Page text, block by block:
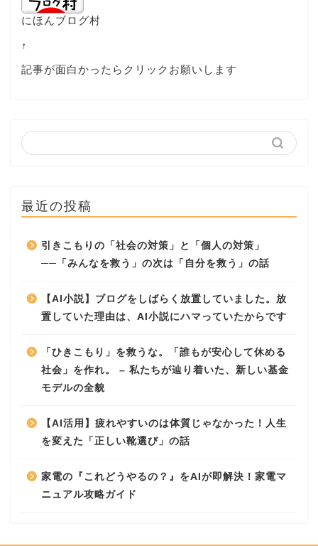
にほんブログ村
↑
記事が面白かったらクリックお願いします
最近の投稿
引きこもりの「社会の対策」と「個人の対策」
──「みんなを救う」の次は「自分を救う」の話
【AI小説】ブログをしばらく放置していました。放
置していた理由は、AI小説にハマっていたからです
「ひきこもり」を救うな。「誰もが安心して休める
社会」を作れ。 – 私たちが辿り着いた、新しい基金
モデルの全貌
【AI活用】疲れやすいのは体質じゃなかった！人生
を変えた「正しい靴選び」の話
家電の『これどうやるの？』をAIが即解決！家電マ
ニュアル攻略ガイド